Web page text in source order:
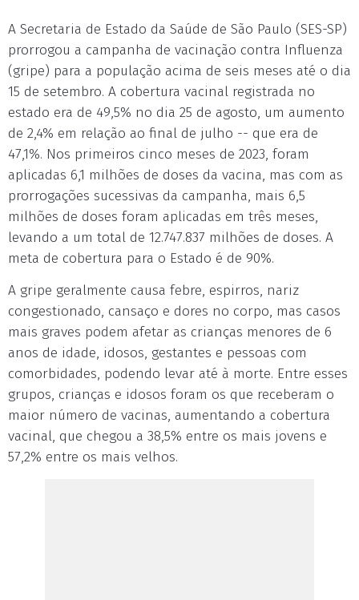
A Secretaria de Estado da Saúde de São Paulo (SES-SP)
prorrogou a campanha de vacinação contra Influenza
(gripe) para a população acima de seis meses até o dia
15 de setembro. A cobertura vacinal registrada no
estado era de 49,5% no dia 25 de agosto, um aumento
de 2,4% em relação ao final de julho -- que era de
47,1%. Nos primeiros cinco meses de 2023, foram
aplicadas 6,1 milhões de doses da vacina, mas com as
prorrogações sucessivas da campanha, mais 6,5
milhões de doses foram aplicadas em três meses,
levando a um total de 12.747.837 milhões de doses. A
meta de cobertura para o Estado é de 90%.
A gripe geralmente causa febre, espirros, nariz
congestionado, cansaço e dores no corpo, mas casos
mais graves podem afetar as crianças menores de 6
anos de idade, idosos, gestantes e pessoas com
comorbidades, podendo levar até à morte. Entre esses
grupos, crianças e idosos foram os que receberam o
maior número de vacinas, aumentando a cobertura
vacinal, que chegou a 38,5% entre os mais jovens e
57,2% entre os mais velhos.